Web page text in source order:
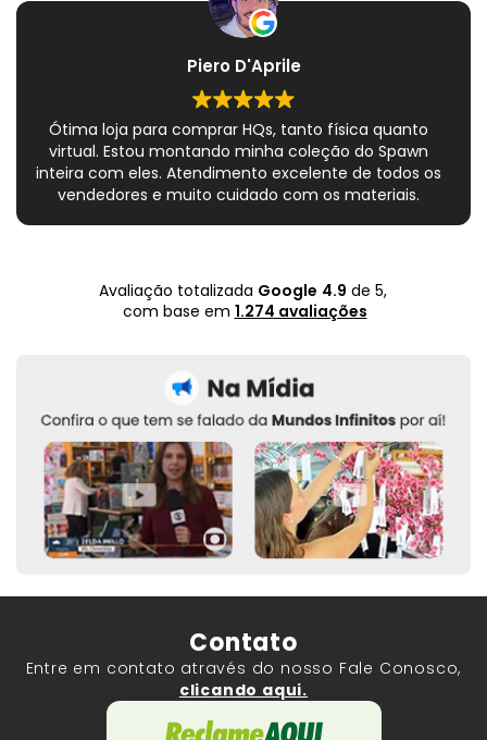
Piero D'Aprile
Ótima loja para comprar HQs, tanto física quanto
virtual. Estou montando minha coleção do Spawn
inteira com eles. Atendimento excelente de todos os
vendedores e muito cuidado com os materiais.
Avaliação totalizada Google 4.9 de 5,
com base em 1.274 avaliações
Contato
Entre em contato através do nosso Fale Conosco,
clicando aqui.